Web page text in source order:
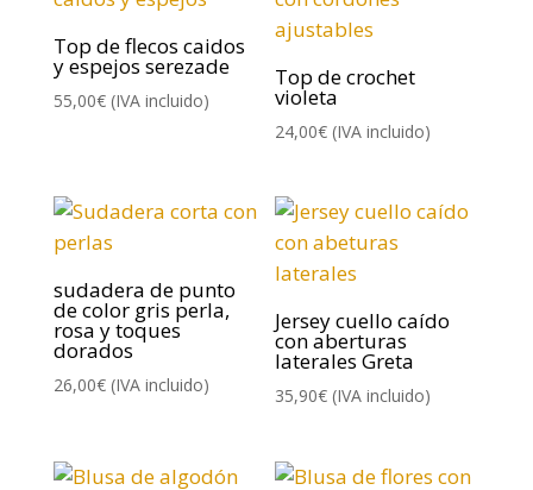
Top de flecos caidos
y espejos serezade
55,00€ (IVA incluido)
Top de crochet
violeta
24,00€ (IVA incluido)
sudadera de punto
de color gris perla,
rosa y toques
dorados
26,00€ (IVA incluido)
Jersey cuello caído
con aberturas
laterales Greta
35,90€ (IVA incluido)